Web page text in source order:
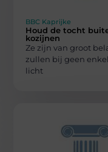
BBC Kaprijke
Houd de tocht
kozijnen
Ze zijn van groot
zullen bij geen
licht